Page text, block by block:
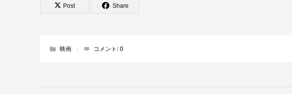
Post Share
映画 コメント:0